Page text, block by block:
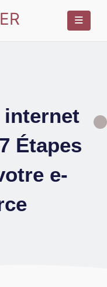
internet
Étapes
e-